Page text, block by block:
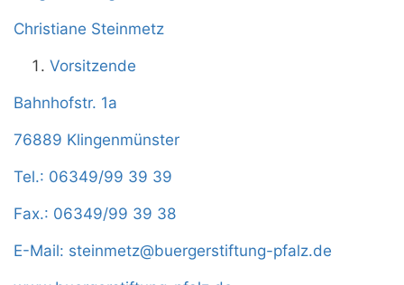
Christiane Steinmetz
Vorsitzende
Bahnhofstr. 1a
76889 Klingenmünster
Tel.: 06349/99 39 39
Fax.: 06349/99 39 38
E-Mail: steinmetz@buergerstiftung-pfalz.de